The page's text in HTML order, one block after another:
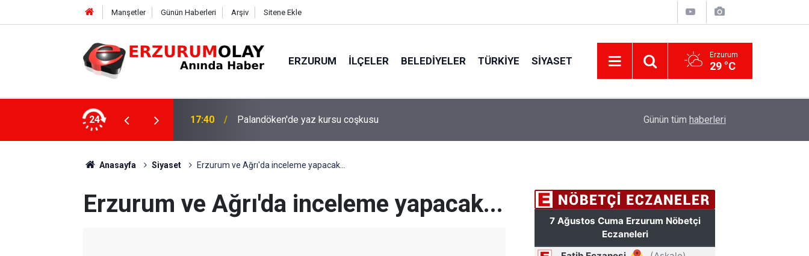
Manşetler Günün Haberleri Arşiv Sitene Ekle
ERZURUM İLÇELER BELEDIYELER TÜRKIYE SIYASET Erzurum
29 °C
24 17:40 Palandöken'de yaz kursu coşkusu TÜBİTAK desteği aldı
Günün tüm haberleri
Anasayfa Siyaset Erzurum ve Ağrı'da inceleme yapacak...
Erzurum ve Ağrı'da inceleme yapacak...